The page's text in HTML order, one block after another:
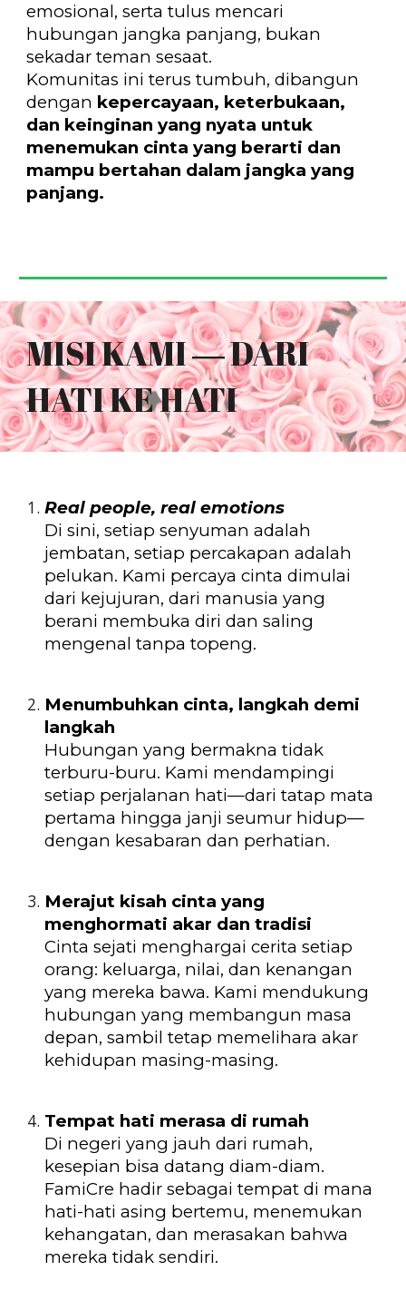
emosional, serta tulus mencari
hubungan jangka panjang, bukan
sekadar teman sesaat.
Komunitas ini terus tumbuh, dibangun
dengan kepercayaan, keterbukaan,
dan keinginan yang nyata untuk
menemukan cinta yang berarti dan
mampu bertahan dalam jangka yang
panjang.
MISI KAMI ― DARI
HATI KE HATI
Real people, real emotions
Di sini, setiap senyuman adalah
jembatan, setiap percakapan adalah
pelukan. Kami percaya cinta dimulai
dari kejujuran, dari manusia yang
berani membuka diri dan saling
mengenal tanpa topeng.
Menumbuhkan cinta, langkah demi
langkah
Hubungan yang bermakna tidak
terburu-buru. Kami mendampingi
setiap perjalanan hati—dari tatap mata
pertama hingga janji seumur hidup—
dengan kesabaran dan perhatian.
Merajut kisah cinta yang
menghormati akar dan tradisi
Cinta sejati menghargai cerita setiap
orang: keluarga, nilai, dan kenangan
yang mereka bawa. Kami mendukung
hubungan yang membangun masa
depan, sambil tetap memelihara akar
kehidupan masing-masing.
Tempat hati merasa di rumah
Di negeri yang jauh dari rumah,
kesepian bisa datang diam-diam.
FamiCre hadir sebagai tempat di mana
hati-hati asing bertemu, menemukan
kehangatan, dan merasakan bahwa
mereka tidak sendiri.